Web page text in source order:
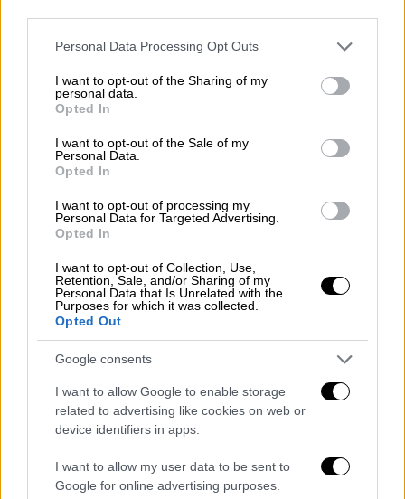
Please note that this website/app uses one or more Google
not limited to your visit or usage behaviour. You may click to
grant or deny consent to Google and its third-party tags to
use your data for below specified purposes in below Google
consent section.
Personal Data Processing Opt Outs
I want to opt-out of the Sharing of my
personal data.
Opted In
I want to opt-out of the Sale of my
Personal Data.
Opted In
I want to opt-out of processing my
Personal Data for Targeted Advertising.
Opted In
I want to opt-out of Collection, Use,
Retention, Sale, and/or Sharing of my
Personal Data that Is Unrelated with the
Purposes for which it was collected.
Opted Out
Google consents
I want to allow Google to enable storage
related to advertising like cookies on web or
device identifiers in apps.
I want to allow my user data to be sent to
Google for online advertising purposes.
Κόσμος|10.05.2022 20:38
ΟΗΕ: Πιθανότητα 50% η αύξηση της
θερμοκρασίας του πλανήτη να
ξεπεράσει το όριο του 1,5° Κελσίου τα
επόμενα 5 χρόνια
Η πιθανότητα να ξεπεραστεί προσωρινά το
όριο του 1,5° Κελσίου δεν έχει πάψει να
αυξάνεται από το 2015, έτος κατά το οποίο
ο κίνδυνος αυτός βρισκόταν σχεδόν στο